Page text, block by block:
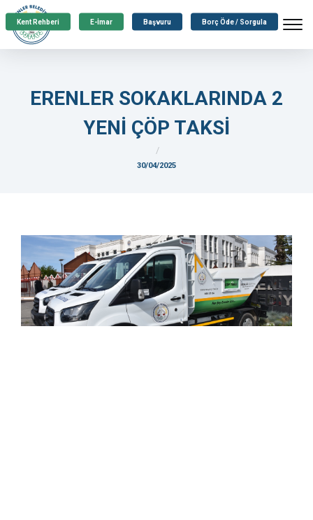
Kent Rehberi E-İmar Başvuru Borç Öde / Sorgula
ERENLER SOKAKLARINDA 2
YENİ ÇÖP TAKSİ
30/04/2025